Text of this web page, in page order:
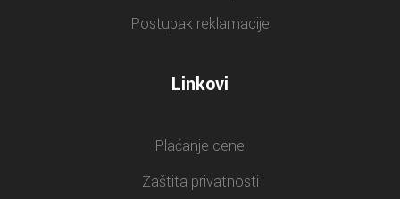
Postupak reklamacije
Linkovi
Plaćanje cene
Zaštita privatnosti